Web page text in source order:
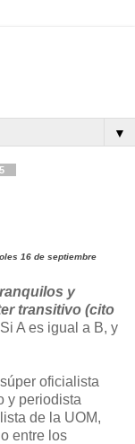
▼
16 de septiembre
y
transitivo (cito
Si A es igual a B, y
oficialista
y periodista
de la UOM,
entre los